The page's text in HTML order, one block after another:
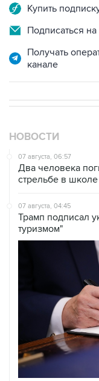
Купить
Подписаться
Получать
канале
НОВОСТИ
07 августа, 06:57
Два человека
стрельбе в
07 августа, 04:45
Трамп подписал
туризмом"